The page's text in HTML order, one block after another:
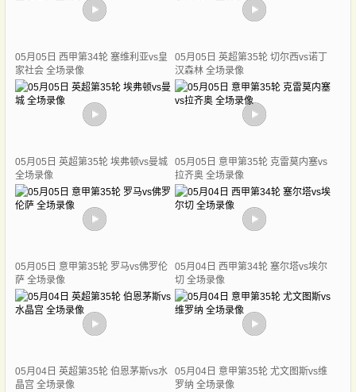
05月05日 西甲第34轮 塞维利亚vs皇
家社会 全场录像
05月05日 英超第35轮 切尔西vs诺丁
汉森林 全场录像
05月05日 英超第35轮 埃弗顿vs曼城
全场录像
05月05日 意甲第35轮 克雷莫内塞vs
拉齐奥 全场录像
05月05日 意甲第35轮 罗马vs佛罗伦
萨 全场录像
05月04日 西甲第34轮 塞尔塔vs埃尔
切 全场录像
05月04日 英超第35轮 伯恩茅斯vs水
晶宫 全场录像
05月04日 意甲第35轮 尤文图斯vs维
罗纳 全场录像